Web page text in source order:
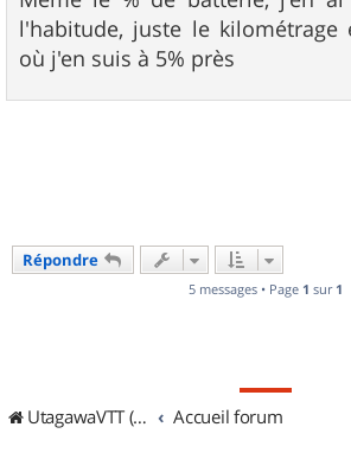
l'habitude, juste le kilométrage
où j'en suis à 5% près
Répondre
5 messages • Page 1 sur 1
UtagawaVTT (Randos VTT et VTTAE avec traces GPS) Accueil forum